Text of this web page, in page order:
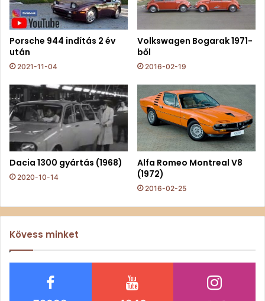
Porsche 944 indítás 2 év
után
2021-11-04
Volkswagen Bogarak 1971-
ből
2016-02-19
Dacia 1300 gyártás (1968)
2020-10-14
Alfa Romeo Montreal V8
(1972)
2016-02-25
Kövess minket